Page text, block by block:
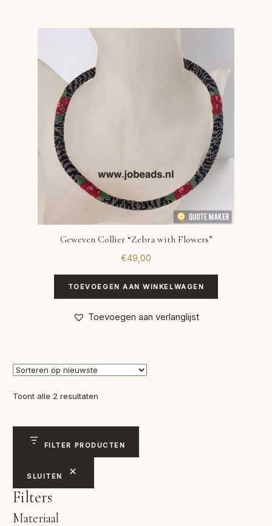
Geweven Collier “Zebra with Flowers”
€49,00
TOEVOEGEN AAN WINKELWAGEN
Toevoegen aan verlanglijst
Toont alle 2 resultaten
FILTER PRODUCTEN
SLUITEN
Filters
Materiaal